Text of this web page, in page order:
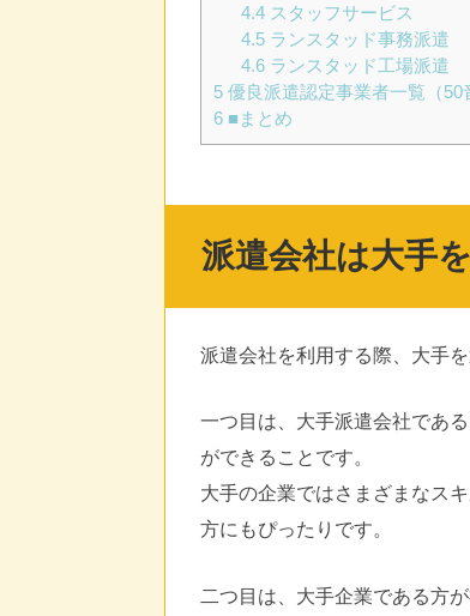
4.4スタッフサービス
4.5ランスタッド事務派遣
4.6ランスタッド工場派遣
5 優良派遣認定事業者一覧（50
6 ■まとめ
派遣会社は大手
派遣会社を利用する際、大手
一つ目は、大手派遣会社であ
ができることです。
大手の企業ではさまざまなス
方にもぴったりです。
二つ目は、大手企業である方